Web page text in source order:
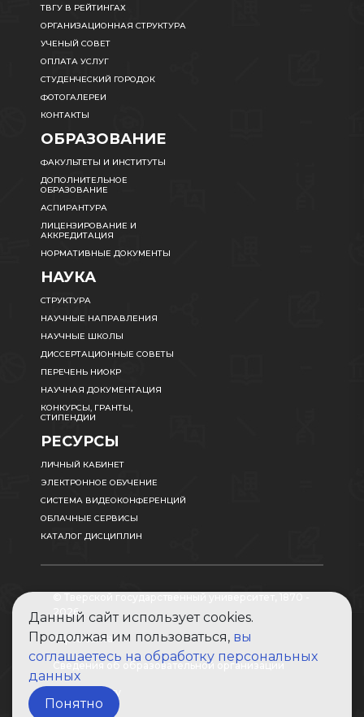
ТВГУ В РЕЙТИНГАХ
ОРГАНИЗАЦИОННАЯ СТРУКТУРА
УЧЕНЫЙ СОВЕТ
ОПЛАТА УСЛУГ
СТУДЕНЧЕСКИЙ ГОРОДОК
ФОТОГАЛЕРЕИ
КОНТАКТЫ
ОБРАЗОВАНИЕ
ФАКУЛЬТЕТЫ И ИНСТИТУТЫ
ДОПОЛНИТЕЛЬНОЕ
ОБРАЗОВАНИЕ
АСПИРАНТУРА
ЛИЦЕНЗИРОВАНИЕ И
АККРЕДИТАЦИЯ
НОРМАТИВНЫЕ ДОКУМЕНТЫ
НАУКА
СТРУКТУРА
НАУЧНЫЕ НАПРАВЛЕНИЯ
НАУЧНЫЕ ШКОЛЫ
ДИССЕРТАЦИОННЫЕ СОВЕТЫ
ПЕРЕЧЕНЬ НИОКР
НАУЧНАЯ ДОКУМЕНТАЦИЯ
КОНКУРСЫ, ГРАНТЫ,
СТИПЕНДИИ
РЕСУРСЫ
ЛИЧНЫЙ КАБИНЕТ
ЭЛЕКТРОННОЕ ОБУЧЕНИЕ
СИСТЕМА ВИДЕОКОНФЕРЕНЦИЙ
ОБЛАЧНЫЕ СЕРВИСЫ
КАТАЛОГ ДИСЦИПЛИН
2026
Карта сайта
Сведения об образовательной организации
Абитуриенту
Данный сайт использует cookies.
Продолжая им пользоваться, вы
соглашаетесь на обработку персональных
данных
Понятно